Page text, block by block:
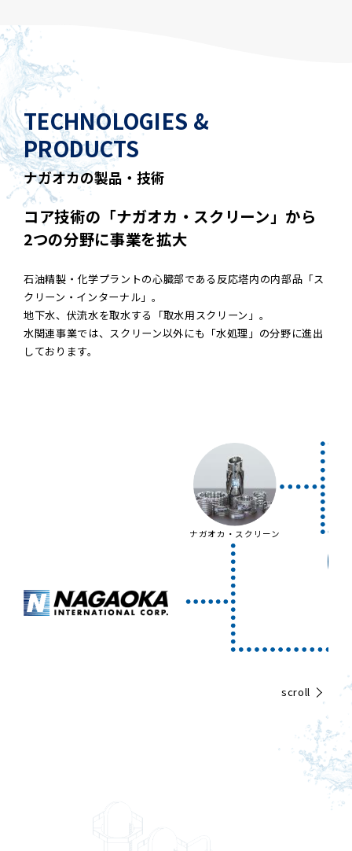
TECHNOLOGIES &
PRODUCTS
ナガオカの製品・技術
コア技術の「ナガオカ・スクリーン」から
2つの分野に事業を拡大
石油精製・化学プラントの心臓部である反応塔内の内部品「ス
クリーン・インターナル」。
地下水、伏流水を取水する「取水用スクリーン」。
水関連事業では、スクリーン以外にも「水処理」の分野に進出
しております。
ナガオカ・スクリーン
scroll